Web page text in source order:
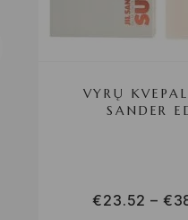
VYRŲ
SANDER
€23.52 – €